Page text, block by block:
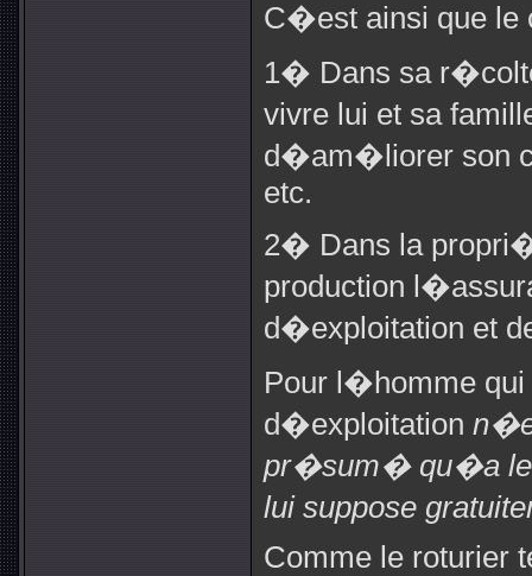
C�est ainsi que le
1� Dans sa
vivre lui et sa
d�am�liorer son
etc.
2� Dans la
production
d�exploitation et
Pour l�homme qui
d�exploitation
pr�sum� qu�a le
lui suppose
Comme le roturier